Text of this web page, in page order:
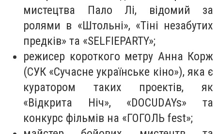
мистецтва Пало Лі, відомий за
ролями в «Штольні», «Тіні незабутих
предків» та «SELFIEPARTY»;
режисер короткого метру Анна Корж
(СУК «Сучасне українське кіно»), яка є
куратором таких проектів, як
«Відкрита Ніч», «DOCUDAYs» та
конкурс фільмів на «ГОГОЛЬ fest»;